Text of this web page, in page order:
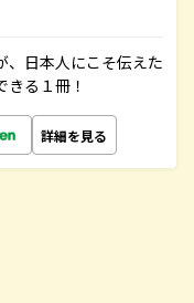
、日本人にこそ伝えた
る１冊！
詳細を見る